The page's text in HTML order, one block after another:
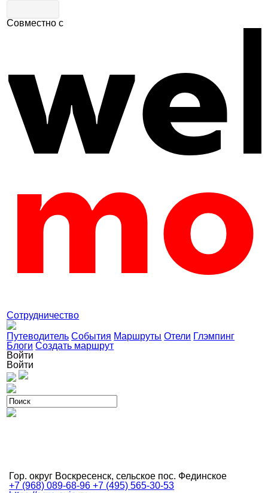
Совместно с
Сотрудничество
Путеводитель События Маршруты Отели Глэмпинг
Блоги Создать маршрут
Войти
Войти
Главная |Путеводитель
Активный отдых
Авиацентр "Воскресенск"
Гор. округ Воскресенск, сельское пос. Фединское
+7 (968) 089-68-96 +7 (495) 565-30-53